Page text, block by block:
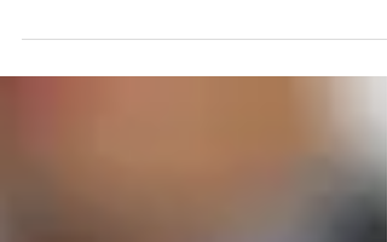
- Psicologia organizacional e do Trabalho
da UFRGS....